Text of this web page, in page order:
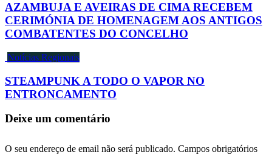
AZAMBUJA E AVEIRAS DE CIMA RECEBEM
CERIMÓNIA DE HOMENAGEM AOS ANTIGOS
COMBATENTES DO CONCELHO
Notícias Regionais
STEAMPUNK A TODO O VAPOR NO
ENTRONCAMENTO
Deixe um comentário
O seu endereço de email não será publicado. Campos obrigatórios